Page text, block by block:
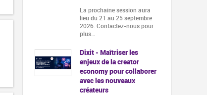
La prochaine session aura
lieu du 21 au 25 septembre
2026. Contactez-nous pour
plus…
Dixit - Maîtriser les
enjeux de la creator
economy pour collaborer
avec les nouveaux
créateurs